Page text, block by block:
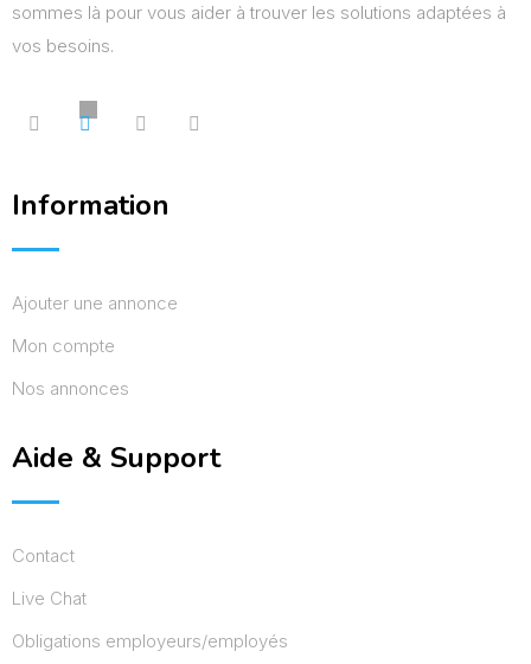
sommes là pour vous aider à trouver les solutions adaptées à
vos besoins.
Information
Ajouter une annonce
Mon compte
Nos annonces
Aide & Support
Contact
Live Chat
Obligations employeurs/employés